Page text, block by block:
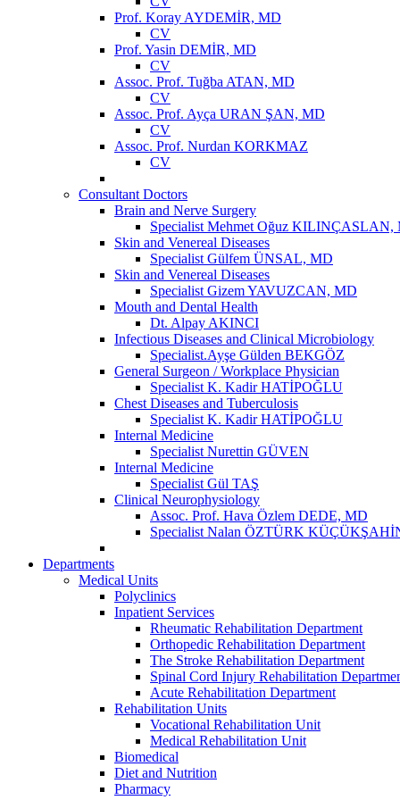
Prof. Koray AYDEMİR, MD
CV
Prof. Yasin DEMİR, MD
CV
Assoc. Prof. Tuğba ATAN, MD
CV
Assoc. Prof. Ayça URAN ŞAN, MD
CV
Assoc. Prof. Nurdan KORKMAZ
CV
Consultant Doctors
Brain and Nerve Surgery
Specialist Mehmet Oğuz KILINÇASLAN,
Skin and Venereal Diseases
Specialist Gülfem ÜNSAL, MD
Skin and Venereal Diseases
Specialist Gizem YAVUZCAN, MD
Mouth and Dental Health
Dt. Alpay AKINCI
Infectious Diseases and Clinical Microbiology
Specialist.Ayşe Gülden BEKGÖZ
General Surgeon / Workplace Physician
Specialist K. Kadir HATİPOĞLU
Chest Diseases and Tuberculosis
Specialist K. Kadir HATİPOĞLU
Internal Medicine
Specialist Nurettin GÜVEN
Internal Medicine
Specialist Gül TAŞ
Clinical Neurophysiology
Assoc. Prof. Hava Özlem DEDE, MD
Specialist Nalan ÖZTÜRK
Departments
Medical Units
Polyclinics
Inpatient Services
Rheumatic Rehabilitation Department
Orthopedic Rehabilitation Department
The Stroke Rehabilitation Department
Spinal Cord Injury Rehabilitation
Acute Rehabilitation Department
Rehabilitation Units
Vocational Rehabilitation Unit
Medical Rehabilitation Unit
Biomedical
Diet and Nutrition
Pharmacy